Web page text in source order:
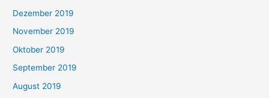
Dezember 2019
November 2019
Oktober 2019
September 2019
August 2019